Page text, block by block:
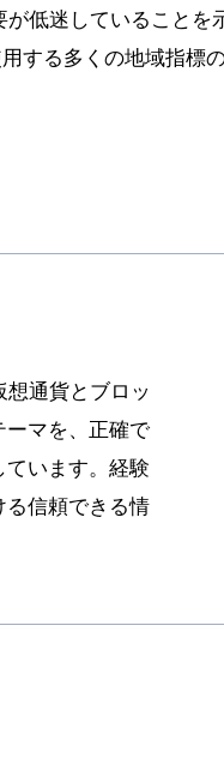
低迷していることを
する多くの地域指標
通貨とブロッ
ーマを、正確で
います。経験
る信頼できる情